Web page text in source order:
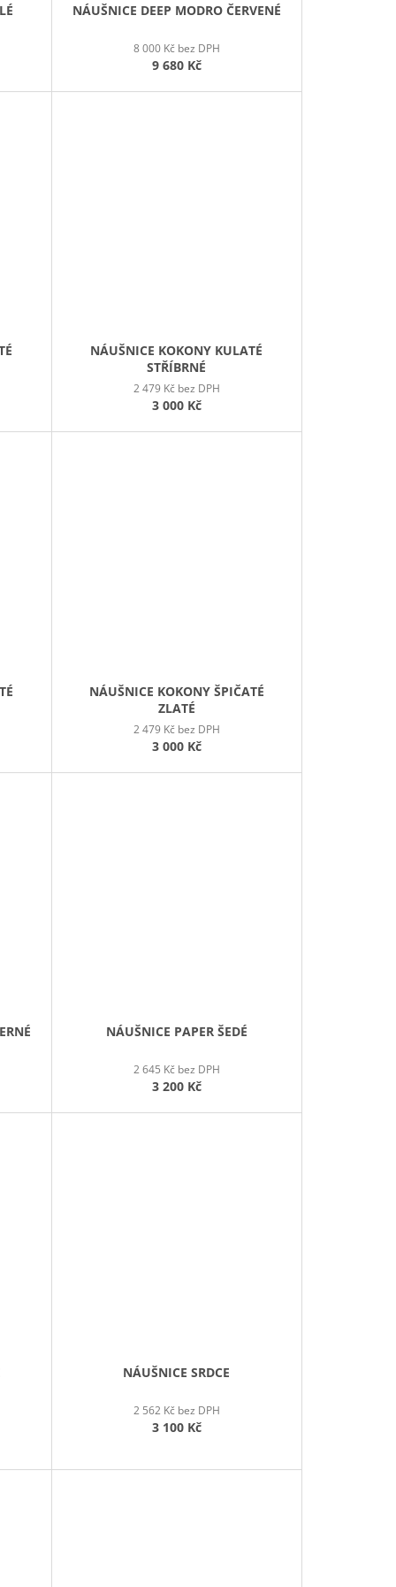
NÁUŠNICE DEEP MODRO ČERVENÉ
8 000 Kč bez DPH
9 680 Kč
NÁUŠNICE KOKONY KULATÉ
STŘÍBRNÉ
2 479 Kč bez DPH
3 000 Kč
NÁUŠNICE KOKONY ŠPIČATÉ
ZLATÉ
2 479 Kč bez DPH
3 000 Kč
NÁUŠNICE PAPER ŠEDÉ
2 645 Kč bez DPH
3 200 Kč
NÁUŠNICE SRDCE
2 562 Kč bez DPH
3 100 Kč